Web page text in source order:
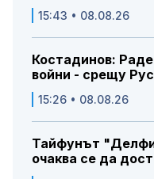
15:43 • 08.08.26
Костадинов:
войни - срещу
15:26 • 08.08.26
Тайфунът
очаква се да